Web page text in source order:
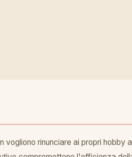
rinunciare ai propri hobby